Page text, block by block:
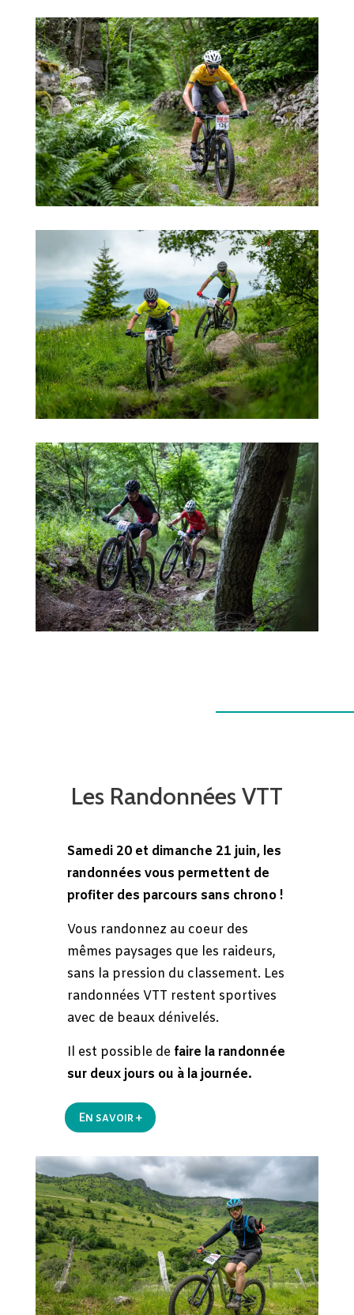
Les Randonnées VTT
Samedi 20 et dimanche 21 juin, les
randonnées vous permettent de
profiter des parcours sans chrono !
Vous randonnez au coeur des
mêmes paysages que les raideurs,
sans la pression du classement. Les
randonnées VTT restent sportives
avec de beaux dénivelés.
Il est possible de faire la randonnée
sur deux jours ou à la journée.
En savoir +